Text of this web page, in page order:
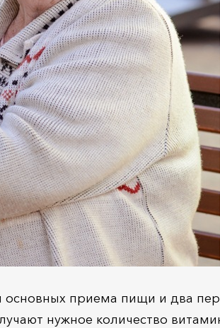
приема пищи и два
нужное количество